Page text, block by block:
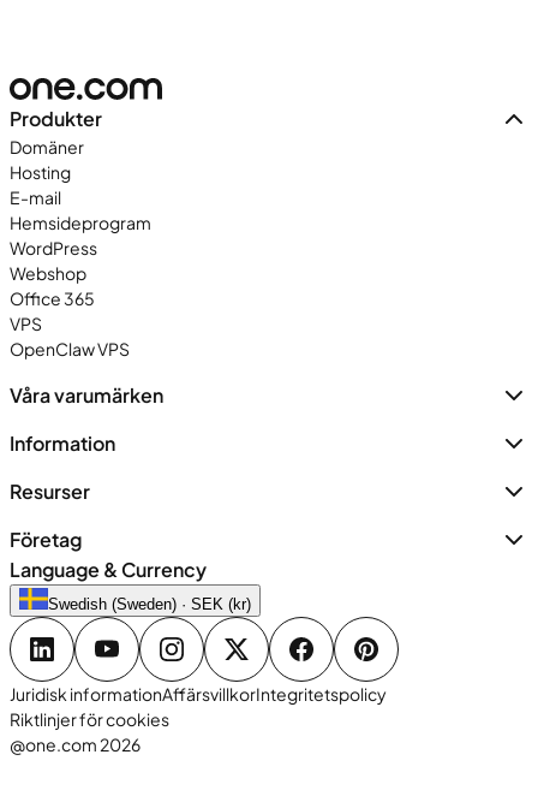
Produkter
Domäner
Hosting
E-mail
Hemsideprogram
WordPress
Webshop
Office 365
VPS
OpenClaw VPS
Våra varumärken
Information
Resurser
Företag
Language & Currency
Swedish (Sweden) · SEK (kr)
Juridisk informationAffärsvillkorIntegritetspolicy
Riktlinjer för cookies
@one.com 2026